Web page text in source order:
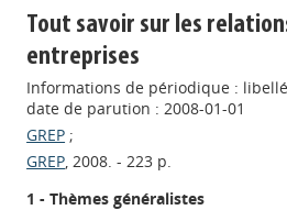
Tout savoir sur les
entreprises
Informations de périodique :
date de parution : 2008-01-01
GREP ;
GREP, 2008. - 223 p.
1 - Thèmes généralistes